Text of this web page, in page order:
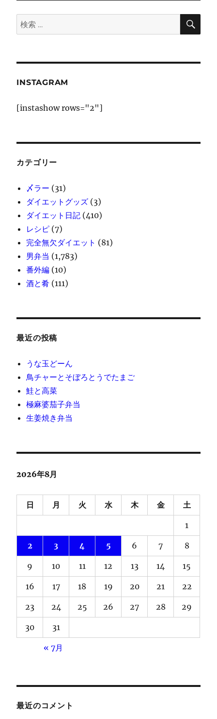
ン
検
索:
検
INSTAGRAM
[instashow rows="2"]
カテゴリー
〆ラー (31)
ダイエットグッズ (3)
ダイエット日記 (410)
レシピ (7)
完全無欠ダイエット (81)
男弁当 (1,783)
番外編 (10)
酒と肴 (111)
最近の投稿
うな玉どーん
鳥チャーとそぼろとうでたまご
鮭と高菜
極麻婆茄子弁当
生姜焼き弁当
2026年8月
日 月 火 水 木 金 土
1
2 3 4 5 6 7 8
9 10 11 12 13 14 15
16 17 18 19 20 21 22
23 24 25 26 27 28 29
30 31
« 7月
最近のコメント